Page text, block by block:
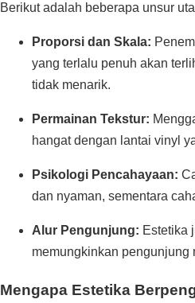
Berikut adalah beberapa unsur
Proporsi dan Skala:
yang terlalu penuh akan
tidak menarik.
Permainan Tekstur:
hangat dengan lantai vinyl
Psikologi Pencahayaan:
dan nyaman, sementara
Alur Pengunjung: Estetika
memungkinkan pengunjung
Mengapa Estetika